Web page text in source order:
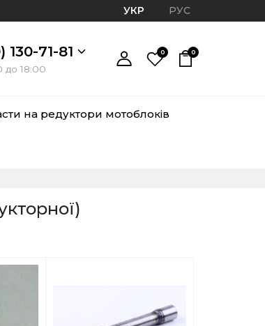
УКР РУС
130-71-81
до 18:00
0 0
на редуктори мотоблоків